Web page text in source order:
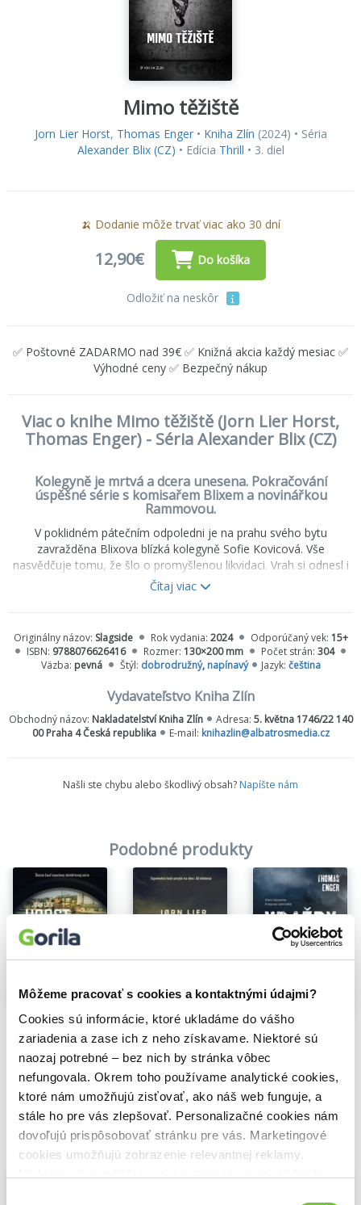
Môžeme pracovať s cookies a kontaktnými údajmi?
Cookies sú informácie, ktoré ukladáme do vášho
zariadenia a zase ich z neho získavame. Niektoré sú
naozaj potrebné – bez nich by stránka vôbec
nefungovala. Okrem toho používame analytické cookies,
ktoré nám umožňujú zisťovať, ako náš web funguje, a
stále ho pre vás zlepšovať. Personalizačné cookies nám
dovoľujú prispôsobovať stránku pre vás. Marketingové
cookies umožňujú zobrazenie relevantnej reklamy.
Mimo těžiště
Jorn Lier Horst, Thomas Enger• Kniha Zlín (2024) • Séria
Alexander Blix (CZ) • Edícia Thrill • 3. diel
🍌 Dodanie môže trvať viac ako 30 dní
12,90€ Do košíka
Odložiť na neskôr
✅ Poštovné ZADARMO nad 39€ ✅ Knižná akcia každý mesiac ✅
Výhodné ceny ✅ Bezpečný nákup
Viac o knihe Mimo těžiště (Jorn Lier Horst,
Thomas Enger) - Séria Alexander Blix (CZ)
Kolegyně je mrtvá a dcera unesena. Pokračování
úspěšné série s komisařem Blixem a novinářkou
Rammovou.
V poklidném pátečním odpoledni je na prahu svého bytu
zavražděna Blixova blízká kolegyně Sofie Kovicová. Vše
nasvědčuje tomu, že šlo o promyšlenou likvidaci. Vrah si odnesl i
její notebook a spisovou složku s neznámým případem. Celé
oddělení se vmžiku pouští do práce a vzápětí přichází další rána –
vrahově blízkosti. Blix je vyloučen z vyšetřování, a tak se
rozhodne jednat na vlastní pěst. Emma Rammová je mu však
tentokrát spíš přítěží.
Čítaj viac
Originálny názov: Slagside Rok vydania: 2024 Odporúčaný vek: 15+
ISBN: 9788076626416 Rozmer: 130×200 mm Počet strán: 304
Väzba: pevná Štýl: dobrodružný, napínavý Jazyk: čeština
Vydavateľstvo Kniha Zlín
Obchodný názov: Nakladatelství Kniha Zlín Adresa: 5. května 1746/22 140
00 Praha 4 Česká republika
E-mail: knihazlin@albatrosmedia.cz
Našli ste chybu alebo škodlivý obsah? Napíšte nám
Podobné produkty
Na sklade
Vyvrheľ
Jørn Lier Horst, Thomas Enger
13,50€
Na sklade
Keď opadne voda
Jorn Lier Horst
12,90€
Na sklade
Vraždy v Sone
Vybrané pre teba